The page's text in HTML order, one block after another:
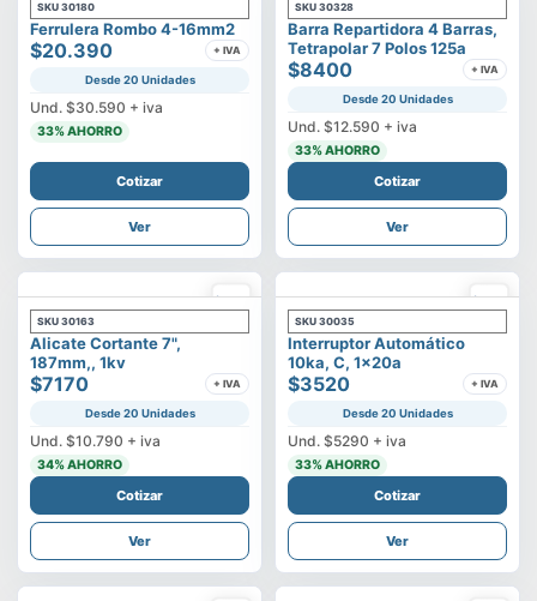
SKU 30180
Ferrulera Rombo 4-16mm2
$20.390 + IVA
Desde 20 Unidades
Und. $30.590 + iva
33% AHORRO
Cotizar
Ver
SKU 30328
Barra Repartidora 4 Barras,
Tetrapolar 7 Polos 125a
$8400 + IVA
Desde 20 Unidades
Und. $12.590 + iva
33% AHORRO
Cotizar
Ver
SKU 30163
Alicate Cortante 7",
187mm,, 1kv
$7170 + IVA
Desde 20 Unidades
Und. $10.790 + iva
34% AHORRO
Cotizar
Ver
SKU 30035
Interruptor Automático
10ka, C, 1x20a
$3520 + IVA
Desde 20 Unidades
Und. $5290 + iva
33% AHORRO
Cotizar
Ver